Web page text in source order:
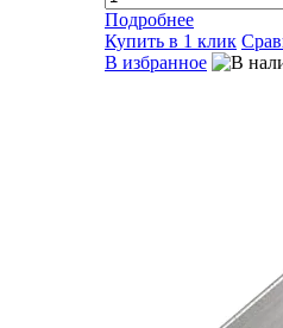
Подробнее
Купить в 1 клик
В избранное